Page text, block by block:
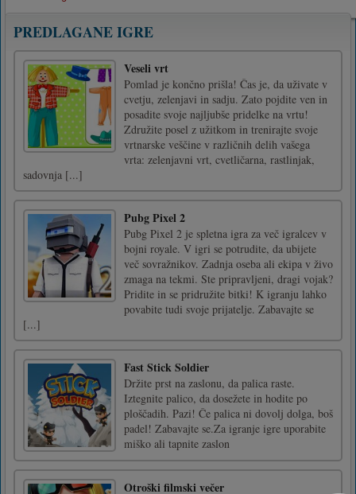
PREDLAGANE IGRE
Veseli vrt
Pomlad je končno prišla! Čas je, da uživate v
cvetju, zelenjavi in sadju. Zato pojdite ven in
posadite svoje najljubše pridelke na vrtu!
Združite posel z užitkom in trenirajte svoje
vrtnarske veščine v različnih delih vašega
vrta: zelenjavni vrt, cvetličarna, rastlinjak,
sadovnja [...]
Pubg Pixel 2
Pubg Pixel 2 je spletna igra za več igralcev v
bojni royale. V igri se potrudite, da ubijete
več sovražnikov. Zadnja oseba ali ekipa v živo
zmaga na tekmi. Ste pripravljeni, dragi vojak?
Pridite in se pridružite bitki! K igranju lahko
povabite tudi svoje prijatelje. Zabavajte se
[...]
Fast Stick Soldier
Držite prst na zaslonu, da palica raste.
Iztegnite palico, da dosežete in hodite po
ploščadih. Pazi! Če palica ni dovolj dolga, boš
padel! Zabavajte se.Za igranje igre uporabite
miško ali tapnite zaslon
Otroški filmski večer